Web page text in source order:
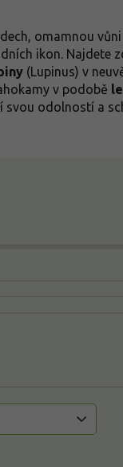
omamnou
ikon. Najdete
(Lupinus) v
v podobě
svou odolností a